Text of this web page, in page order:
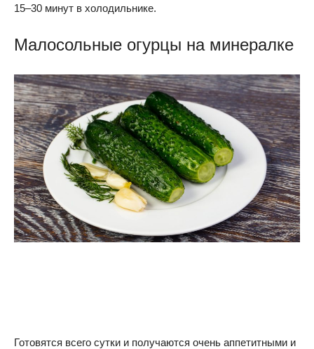
15–30 минут в холодильнике.
Малосольные огурцы на минералке
Готовятся всего сутки и получаются очень аппетитными и